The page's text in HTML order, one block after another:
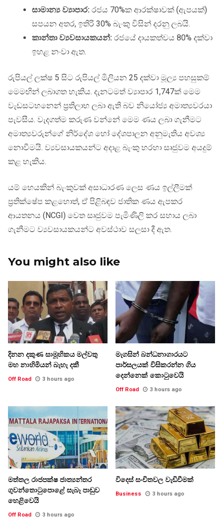
සාමාන්‍ය ව්‍යාපාර: රජය 70%ක ආරක්ෂාවක් (ඇපයක්)
සපයන අතර, ඉතිරි 30% බැංකු විසින් දරනු ලබයි.
කාන්තා ව්‍යවසායකයන්: රජයේ දායකත්වය 80% දක්වා
ඉහළ නංවා ඇත.
රුපියල් ලක්ෂ 5 සිට රුපියල් මිලියන 25 දක්වා මූල්‍ය පහසුකම්
මෙමඟින් ලබාගත හැකිය. දැනටමත් ව්‍යාපාර 1,747ක් මෙම
වැඩසටහනෙන් ප්‍රතිලාභ ලබා ඇති බව නියෝජ්‍ය අමාත්‍යවරයා
පැවසීය. වැදගත්ම කරුණ වන්නේ මෙම ණය ලබා ගැනීමට
අමාත්‍යවරුන්ගේ නිර්දේශ හෝ දේශපාලන අනුමැතිය අවශ්‍ය
නොවීමයි. ව්‍යවසායකයන්ට අදාළ බැංකු හරහා සෘජුවම අයදුම්
කළ හැකිය.
යම් හෙයකින් බැංකුවක් අසාධාරණ ලෙස ණය ඉල්ලීමක්
ප්‍රතික්ෂේප කළහොත්, ඒ පිළිබඳව ජාතික ණය ඇපකර
ආයතනය (NCGI) වෙත සෘජුවම පැමිණිලි කර සහාය ලබා
ගැනීමට ව්‍යවසායකයන්ට අවස්ථාව සලසා දී ඇත.
You might also like
දිනන දකුණ සාමූහිකය මල්වතු
මහ නාහිමියන් බැහැ දකී
Off Road 3 hours ago
මැගසින් බන්ධනාගාරයට
පාර්සලයක් විසිකරන්න ගිය
දෙන්නෙක් කොටුවෙයි
Off Road 3 hours ago
මත්තල රාජපක්ෂ ජාත්‍යන්තර
ගුවන්තොටුපොළේ සැබෑ පාඩුව
හෙළිවෙයි
Off Road 3 hours ago
විදෙස් සංචිතවල වැඩිවීමක්
Business 3 hours ago